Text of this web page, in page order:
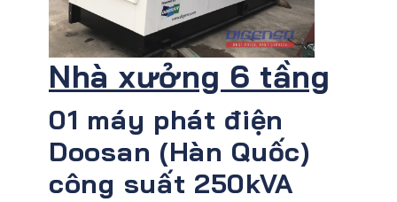
Nhà xưởng 6 tầng
01 máy phát điện
Doosan (Hàn Quốc)
công suất 250kVA